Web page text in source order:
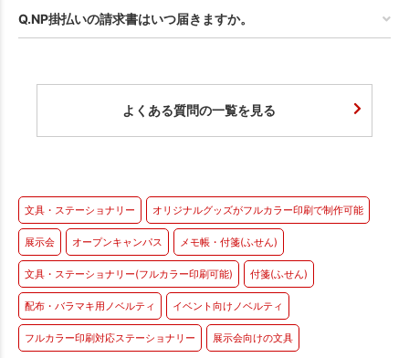
Q.NP掛払いの請求書はいつ届きますか。
よくある質問の一覧を見る
文具・ステーショナリー オリジナルグッズがフルカラー印刷で制作可能
展示会 オープンキャンパス メモ帳・付箋(ふせん)
文具・ステーショナリー(フルカラー印刷可能) 付箋(ふせん)
配布・バラマキ用ノベルティ イベント向けノベルティ
フルカラー印刷対応ステーショナリー 展示会向けの文具